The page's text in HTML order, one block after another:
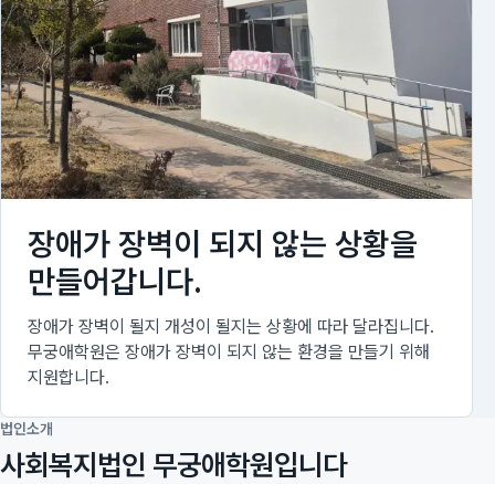
장애가 장벽이 되지 않는 상황을
만들어갑니다.
장애가 장벽이 될지 개성이 될지는 상황에 따라 달라집니다.
무궁애학원은 장애가 장벽이 되지 않는 환경을 만들기 위해
지원합니다.
법인소개
사회복지법인 무궁애학원입니다